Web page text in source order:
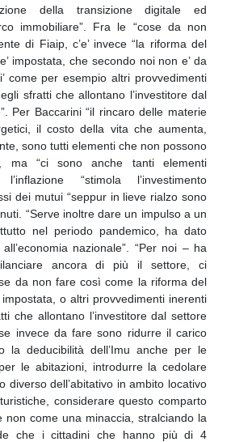
della transizione digitale ed
immobiliare”. Fra le “cose da non
di Fiaip, c’e’ invece “la riforma del
impostata, che secondo noi non e’ da
come per esempio altri provvedimenti
sfratti che allontano l’investitore dal
Per Baccarini “il rincaro delle materie
il costo della vita che aumenta,
sono tutti elementi che non possono
ma “ci sono anche tanti elementi
“stimola l’investimento
dei mutui “seppur in lieve rialzo sono
“Serve inoltre dare un impulso a un
nel periodo pandemico, ha dato
nazionale”. “Per noi – ha
ancora di più il settore, ci
da non fare così come la riforma del
o altri provvedimenti inerenti
che allontano l’investitore dal settore
invece da fare sono ridurre il carico
la deducibilità dell’Imu anche per le
le abitazioni, introdurre la cedolare
diverso dell’abitativo in ambito locativo
considerare questo comparto
non come una minaccia, stralciando la
che i cittadini che hanno più di 4